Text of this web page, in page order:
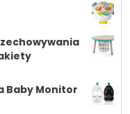
Baby Monitor